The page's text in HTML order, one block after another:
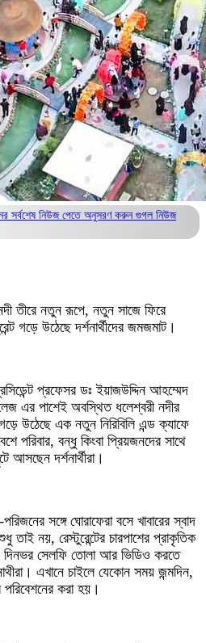
সর্বশেষ নিউজ পেতে অনুসরণ করুন গুগল নিউজ
নদী তীরে নতুন রূপে, নতুন সাজে ফিরে
গড়ে উঠেছে দর্শনার্থীদের জমজমাট।
প্রফেসর ডঃ ইয়াজউদ্দিন আহম্মেদ
এর পাশেই অবস্থিত ধলেশ্বরী নদীর
উঠেছে এক নতুন নিরিবিলি এন্ড ক্যাফে
পরিবার, বন্ধু কিংবা প্রিয়জনদের সাথে
আসছেন দর্শনার্থীরা।
সঙ্গে ঘোরাফেরা বসে খাবারের স্বাদ
তাই নয়, রেস্টুরেন্টের চারপাশের প্রাকৃতিক
সেলফি তোলা আর ভিডিও করতে
এখানে চাইলে যেকোন সময় জন্মদিন,
পরিবেশনের করা হয়।